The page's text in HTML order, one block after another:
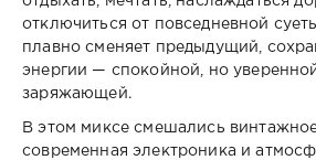
отключиться от повседневной
плавно сменяет предыдущий,
энергии — спокойной, но
заряжающей.
В этом миксе смешались винтажное
современная электроника и